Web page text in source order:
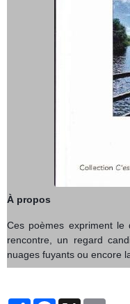
À propos
Ces poèmes expriment
rencontre, un regard
nuages fuyants ou encore